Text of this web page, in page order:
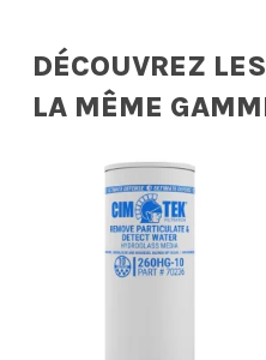
DÉCOUVREZ
LA MÊME